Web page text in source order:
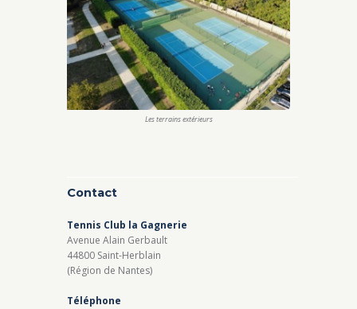
Les terrains extérieurs
Contact
Tennis Club la Gagnerie
Avenue Alain Gerbault
44800 Saint-Herblain
(Région de Nantes)
Téléphone